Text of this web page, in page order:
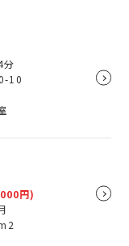
分
10
円)
2